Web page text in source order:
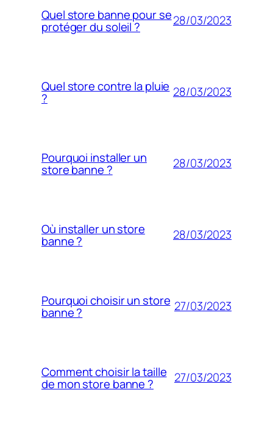
Quel store banne pour se
protéger du soleil ? 28/03/2023
Quel store contre la pluie
? 28/03/2023
Pourquoi installer un
store banne ? 28/03/2023
Où installer un store
banne ? 28/03/2023
Pourquoi choisir un store
banne ? 27/03/2023
Comment choisir la taille
de mon store banne ? 27/03/2023